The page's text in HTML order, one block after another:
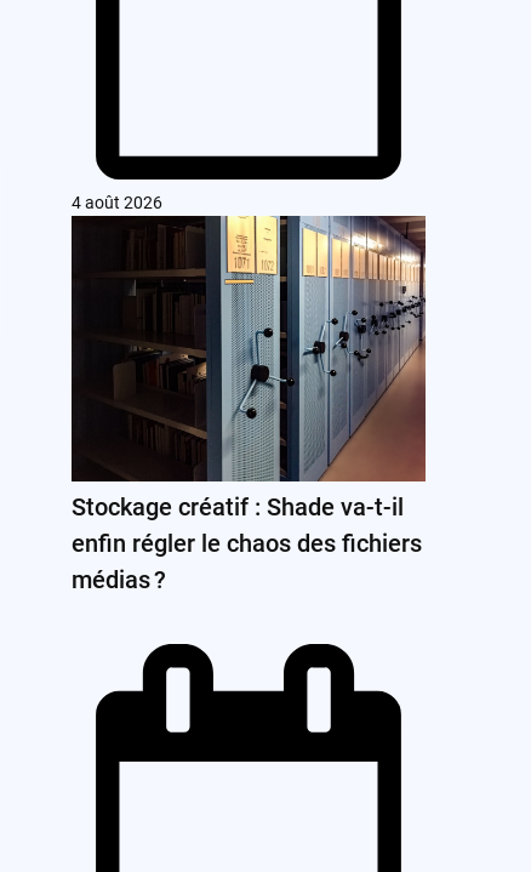
4 août 2026
Stockage créatif : Shade va-t-il
enfin régler le chaos des fichiers
médias ?